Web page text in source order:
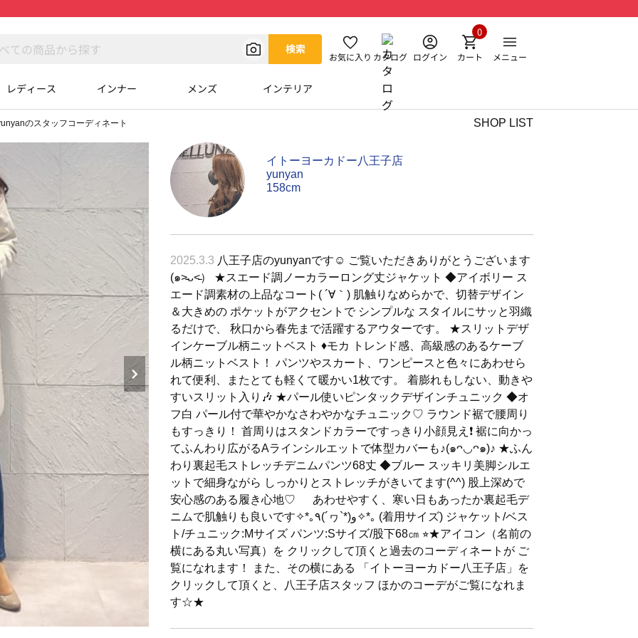
検索
お気に入り カタログ ログイン カート
0
メニュー
レディース インナー メンズ インテリア
のスタッフコーディネート SHOP LIST
イトーヨーカドー八王子店
yunyan
158cm
2025.3.3 八王子店のyunyanです☺︎ ご覧いただきありがとうございます
(๑˃̵ᴗ˂̵） ★スエード調ノーカラーロング丈ジャケット ◆アイボリー ス
エード調素材の上品なコート( ´∀｀) 肌触りなめらかで、切替デザイン
＆大きめの ポケットがアクセントで シンプルな スタイルにサッと羽織
るだけで、 秋口から春先まで活躍するアウターです。 ★スリットデザ
インケーブル柄ニットベスト ♦︎モカ トレンド感、高級感のあるケーブ
ル柄ニットベスト！ パンツやスカート、ワンピースと色々にあわせら
れて便利、またとても軽くて暖かい1枚です。 着膨れもしない、動きや
すいスリット入り🎶 ★パール使いピンタックデザインチュニック ◆オ
フ白 パール付で華やかなさわやかなチュニック♡ ラウンド裾で腰周り
もすっきり！ 首周りはスタンドカラーですっきり小顔見え❗️ 裾に向かっ
てふんわり広がるAラインシルエットで体型カバーも♪(๑ᴖ◡ᴖ๑)♪ ★ふん
わり裏起毛ストレッチデニムパンツ68丈 ◆ブルー スッキリ美脚シルエ
ットで細身ながら しっかりとストレッチがきいてます(^^) 股上深めで
安心感のある履き心地♡ あわせやすく、寒い日もあったか裏起毛デ
ニムで肌触りも良いです✧*｡٩(´ヮ`*)و✧*｡ (着用サイズ) ジャケット/ベス
ト/チュニック:Mサイズ パンツ:Sサイズ/股下68㎝ ⭐︎★アイコン（名前の
横にある丸い写真）を クリックして頂くと過去のコーディネートが ご
覧になれます！ また、その横にある 「イトーヨーカドー八王子店」を
クリックして頂くと、八王子店スタッフ ほかのコーデがご覧になれま
す☆★